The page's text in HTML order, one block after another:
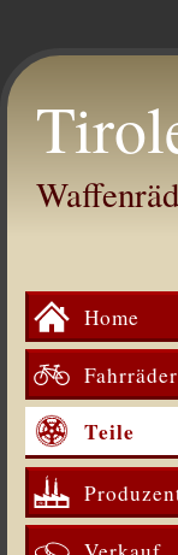
Home
Fahrräder
Teile